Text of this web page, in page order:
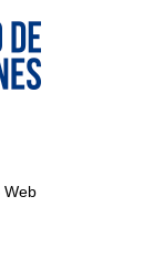
Web